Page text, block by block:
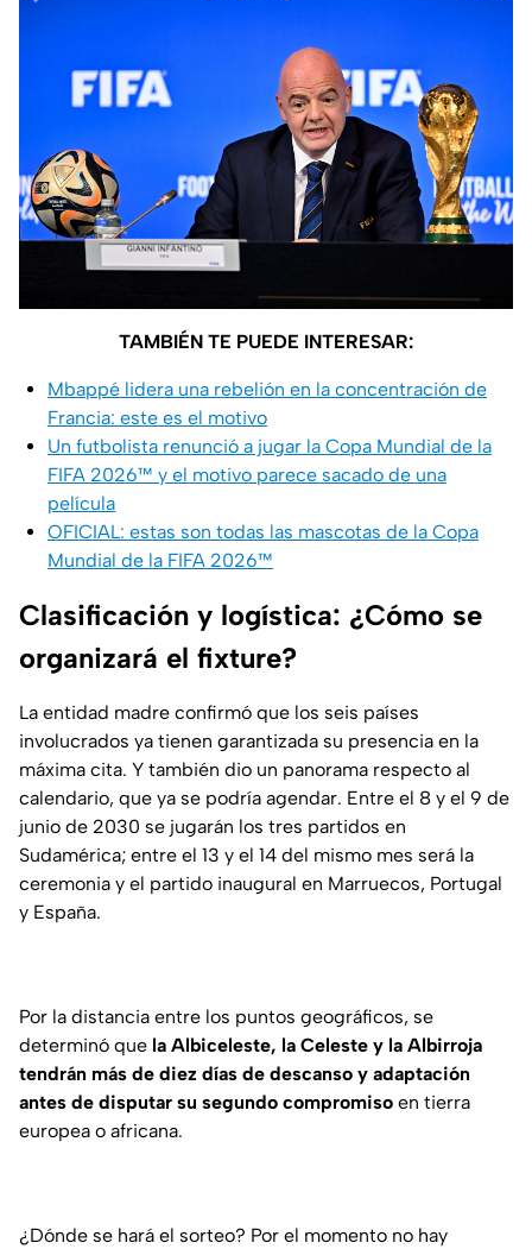
TAMBIÉN TE PUEDE INTERESAR:
Mbappé lidera una rebelión en la concentración de
Francia: este es el motivo
Un futbolista renunció a jugar la Copa Mundial de la
FIFA 2026™ y el motivo parece sacado de una
película
OFICIAL: estas son todas las mascotas de la Copa
Mundial de la FIFA 2026™
Clasificación y logística: ¿Cómo se
organizará el fixture?
La entidad madre confirmó que los seis países
involucrados ya tienen garantizada su presencia en la
máxima cita. Y también dio un panorama respecto al
calendario, que ya se podría agendar. Entre el 8 y el 9 de
junio de 2030 se jugarán los tres partidos en
Sudamérica; entre el 13 y el 14 del mismo mes será la
ceremonia y el partido inaugural en Marruecos, Portugal
y España.
Por la distancia entre los puntos geográficos, se
determinó que la Albiceleste, la Celeste y la Albirroja
tendrán más de diez días de descanso y adaptación
antes de disputar su segundo compromiso en tierra
europea o africana.
¿Dónde se hará el sorteo? Por el momento no hay